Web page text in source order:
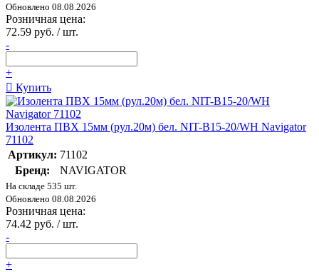
Обновлено 08.08.2026
Розничная цена:
72.59 руб. / шт.
-
+
Купить
Изолента ПВХ 15мм (рул.20м) бел. NIT-B15-20/WH Navigator
71102
Артикул: 71102
Бренд:
NAVIGATOR
На складе 535 шт.
Обновлено 08.08.2026
Розничная цена:
74.42 руб. / шт.
-
+